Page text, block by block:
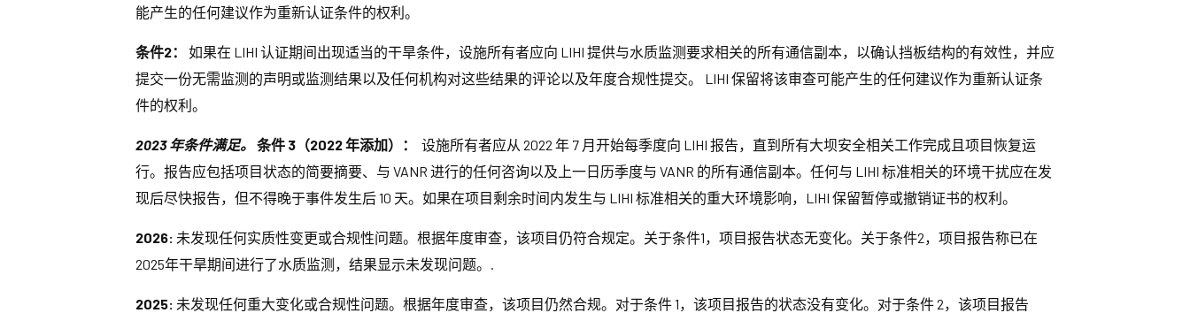
能产生的任何建议作为重新认证条件的权利。
条件2：
如果在 LIHI 认证期间出现适当的干旱条件，设施所有者应向 LIHI 提供与水质监测要求相关的所有通信副本，以确认挡板结构的有效性，并应
提交一份无需监测的声明或监测结果以及任何机构对这些结果的评论以及年度合规性提交。 LIHI 保留将该审查可能产生的任何建议作为重新认证条
件的权利。
2023 年条件满足。 条件 3（2022 年添加）：
设施所有者应从 2022 年 7 月开始每季度向 LIHI 报告，直到所有大坝安全相关工作完成且项目恢复运
行。报告应包括项目状态的简要摘要、与 VANR 进行的任何咨询以及上一日历季度与 VANR 的所有通信副本。任何与 LIHI 标准相关的环境干扰应在发
现后尽快报告，但不得晚于事件发生后 10 天。如果在项目剩余时间内发生与 LIHI 标准相关的重大环境影响，LIHI 保留暂停或撤销证书的权利。
2026: 未发现任何实质性变更或合规性问题。根据年度审查，该项目仍符合规定。关于条件1，项目报告状态无变化。关于条件2，项目报告称已在
2025年干旱期间进行了水质监测，结果显示未发现问题。.
2025: 未发现任何重大变化或合规性问题。根据年度审查，该项目仍然合规。对于条件 1，该项目报告的状态没有变化。对于条件 2，该项目报告